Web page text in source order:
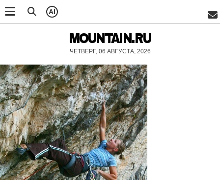
AI
MOUNTAIN.RU
ЧЕТВЕРГ, 06 АВГУСТА, 2026